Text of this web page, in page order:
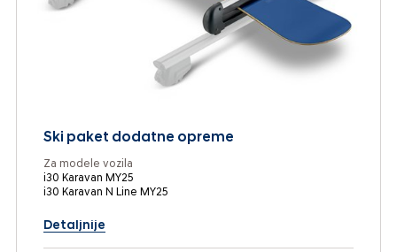
Ski paket dodatne opreme
Za modele vozila
i30 Karavan MY25
i30 Karavan N Line MY25
Detaljnije